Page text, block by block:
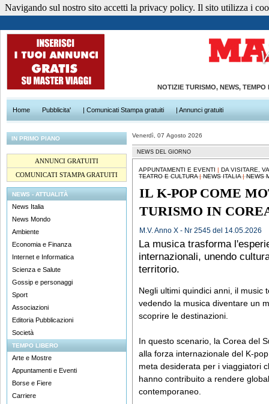
NOTIZIE TURISMO, NEWS,
Home Pubblicita' | Comunicati Stampa gratuiti | Annunci gratuiti
IN PRIMO PIANO
ANNUNCI GRATUITI
COMUNICATI STAMPA GRATUITI
NEWS - ATTUALITÀ
News Italia
News Mondo
Ambiente
Economia e Finanza
Internet e Informatica
Scienza e Salute
Gossip e personaggi
Sport
Associazioni
Editoria Pubblicazioni
Società
TEMPO LIBERO
Arte e Mostre
Appuntamenti e Eventi
Borse e Fiere
Carriere
Venerdì, 07 Agosto 2026
NEWS DEL GIORNO
APPUNTAMENTI E EVENTI | DA VISITARE,
TEATRO E CULTURA|NEWS ITALIA|NEWS
IL K-POP COME
TURISMO IN
M.V. Anno X - Nr 2545 del 14.05.2026
La musica trasforma
internazionali, unendo
territorio.
Negli ultimi quindici anni, il music
vedendo la musica diventare un
scoprire le destinazioni.
In questo scenario, la Corea del
alla forza internazionale del K-
meta desiderata per i viaggiatori
hanno contribuito a rendere
contemporaneo.
Navigando sul nostro sito accetti la privacy policy. Il sito utilizza i